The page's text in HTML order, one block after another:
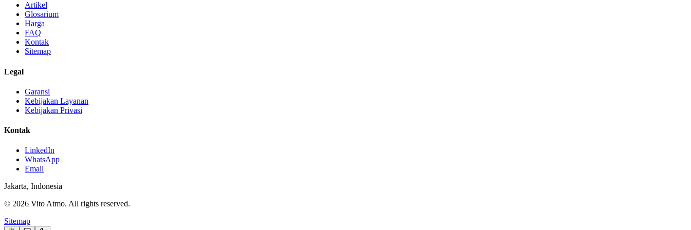
Artikel
Glosarium
Harga
FAQ
Kontak
Sitemap
Legal
Garansi
Kebijakan Layanan
Kebijakan Privasi
Kontak
LinkedIn
WhatsApp
Email
Jakarta, Indonesia
© 2026 Vito Atmo. All rights reserved.
Sitemap